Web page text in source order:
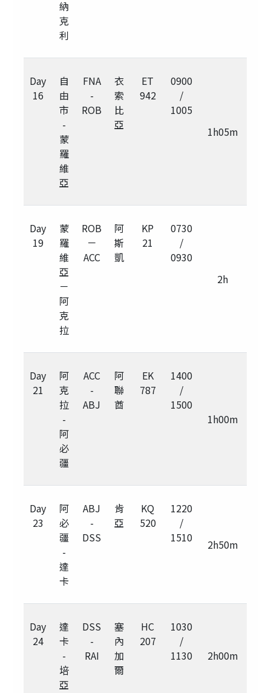
納
克
利
Day
16
自
由
市
-
蒙
羅
維
亞
FNA
-
ROB
衣
索
比
亞
ET
942
0900
/
1005
1h05m
Day
19
蒙
羅
維
亞
－
阿
克
拉
ROB
－
ACC
阿
斯
凱
KP
21
0730
/
0930
2h
Day
21
阿
克
拉
-
阿
必
疆
ACC
-
ABJ
阿
聯
酋
EK
787
1400
/
1500
1h00m
Day
23
阿
必
疆
-
達
卡
ABJ
-
DSS
肯
亞
KQ
520
1220
/
1510
2h50m
Day
24
達
卡
-
培
亞
DSS
-
RAI
塞
內
加
爾
HC
207
1030
/
1130
2h00m